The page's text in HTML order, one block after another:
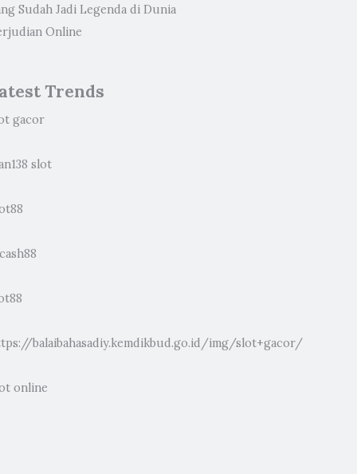
Sudah Jadi Legenda di Dunia
Online
Trends
gacor
slot
balaibahasadiy.kemdikbud.go.id/img/slot+gacor/
online